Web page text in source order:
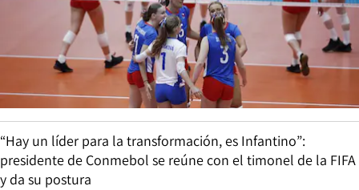
“Hay un líder para la transformación, es Infantino”:
presidente de Conmebol se reúne con el timonel de la FIFA
y da su postura